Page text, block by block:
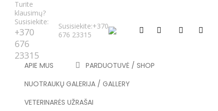
Turite
klausimų?
Susisiekite:
+370
676
23315
Susisiekite:+370
676 23315
APIE MUS
PARDUOTUVĖ / SHOP
NUOTRAUKŲ GALERIJA / GALLERY
VETERINARĖS UŽRAŠAI